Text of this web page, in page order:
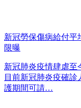
新冠勞保傷病給付平
限曝
新冠肺炎疫情肆虐至
目前新冠肺炎疫確診
護期間可請…